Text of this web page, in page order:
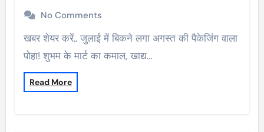
No Comments
खबर शेयर करें.. जुलाई में बिकने लगा अगस्त की पैकेजिंग वाला
पोहा! शुभम के मार्ट का कमाल, खाद्य…
Read More